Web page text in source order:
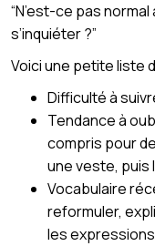
“N’est-ce pas
s’inquiéter ?”
Voici une petite liste
Difficulté à
Tendance à
compris pour
une veste, puis
Vocabulaire
reformuler,
les